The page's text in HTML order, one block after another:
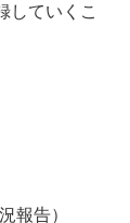
していくこ
報告）